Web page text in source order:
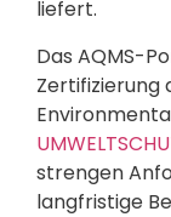
liefert.
Das AQMS-
Zertifizierung
strengen
langfristige